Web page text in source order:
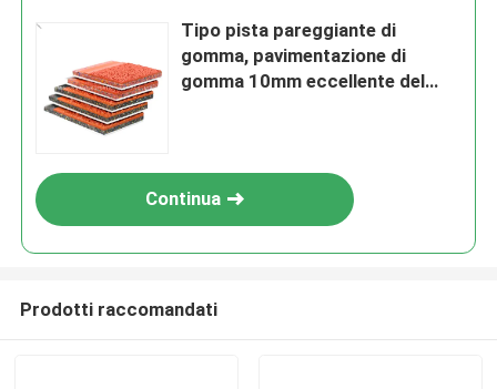
Tipo pista pareggiante di
gomma, pavimentazione di
gomma 10mm eccellente del
Continua
Prodotti raccomandati